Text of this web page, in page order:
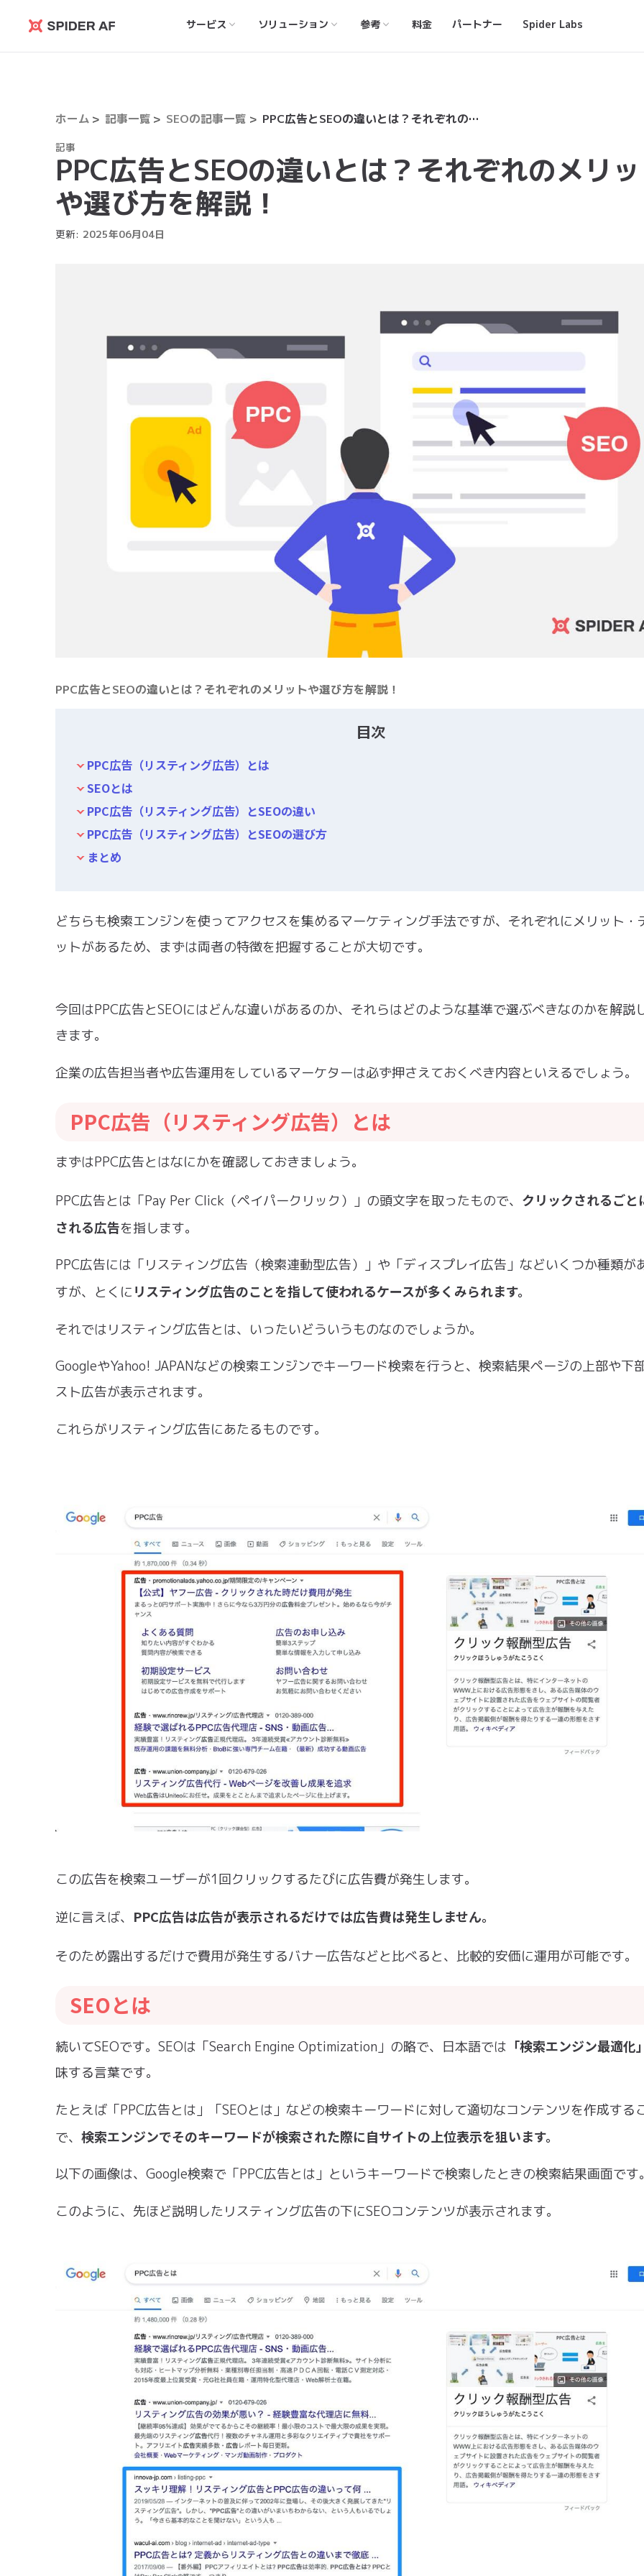
Spider
サービス ソリューション 参考 料金 パートナー Spider Labs
ホーム 記事一覧 SEOの記事一覧 PPC広告とSEOの違いとは？それぞれのメリットや選び方を解説！
記事
PPC広告とSEOの違いとは？それぞれのメリ
や選び方を解説！
更新: 2025年06月04日
PPC広告とSEOの違いとは？それぞれのメリットや選び方を解説！
目次
PPC広告（リスティング広告）とは
SEOとは
PPC広告（リスティング広告）とSEOの違い
PPC広告（リスティング広告）とSEOの選び方
まとめ
どちらも検索エンジンを使ってアクセスを集めるマーケティング手法ですが、それぞれにメリット・
ットがあるため、まずは両者の特徴を把握することが大切です。
今回はPPC広告とSEOにはどんな違いがあるのか、それらはどのような基準で選ぶべきなのかを解説
きます。
企業の広告担当者や広告運用をしているマーケターは必ず押さえておくべき内容といえるでしょう。
PPC広告（リスティング広告）とは
まずはPPC広告とはなにかを確認しておきましょう。
PPC広告とは「Pay Per Click（ペイパークリック）」の頭文字を取ったもので、 クリックされるごと
される広告を指します。
PPC広告には「リスティング広告（検索連動型広告）」や「ディスプレイ広告」などいくつか種類が
すが、とくに リスティング広告のことを指して使われるケースが多くみられます。
それではリスティング広告とは、いったいどういうものなのでしょうか。
GoogleやYahoo! JAPANなどの検索エンジンでキーワード検索を行うと、検索結果ページの上部や下
スト広告が表示されます。
これらがリスティング広告にあたるものです。
この広告を検索ユーザーが1回クリックするたびに広告費が発生します。
逆に言えば、 PPC広告は広告が表示されるだけでは広告費は発生しません。
そのため露出するだけで費用が発生するバナー広告などと比べると、比較的安価に運用が可能です。
SEOとは
続いてSEOです。SEOは「Search Engine Optimization」の略で、日本語では 「検索エンジン最適化
味する言葉です。
たとえば「PPC広告とは」「SEOとは」などの検索キーワードに対して適切なコンテンツを作成する
で、 検索エンジンでそのキーワードが検索された際に自サイトの上位表示を狙います。
以下の画像は、Google検索で「PPC広告とは」というキーワードで検索したときの検索結果画面です
このように、先ほど説明したリスティング広告の下にSEOコンテンツが表示されます。